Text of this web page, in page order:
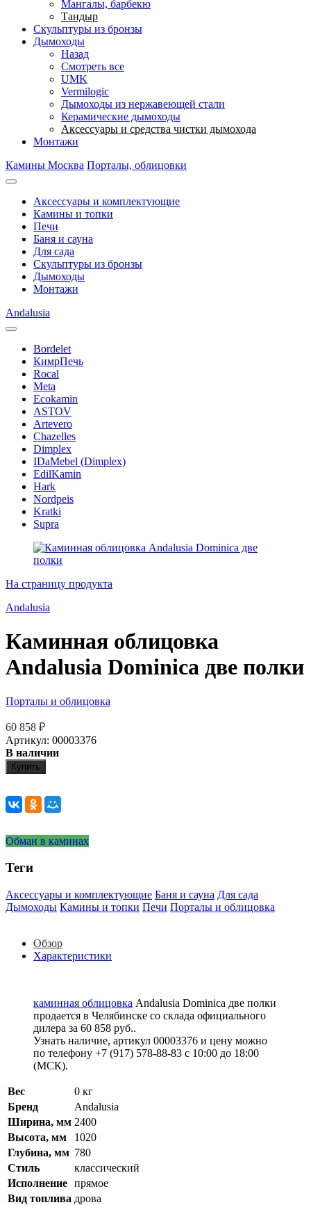
Мангалы, барбекю
Тандыр
Скульптуры из бронзы
Дымоходы
Назад
Смотреть все
UMK
Vermilogic
Дымоходы из нержавеющей стали
Керамические дымоходы
Аксессуары и средства чистки дымохода
Монтажи
Камины Москва Порталы, облицовки
Аксессуары и комплектующие
Камины и топки
Печи
Баня и сауна
Для сада
Скульптуры из бронзы
Дымоходы
Монтажи
Andalusia
Bordelet
КимрПечь
Rocal
Meta
Ecokamin
ASTOV
Artevero
Chazelles
Dimplex
IDaMebel (Dimplex)
EdilKamin
Hark
Nordpeis
Kratki
Supra
На страницу продукта
Andalusia
Каминная облицовка
Andalusia Dominica две полки
Порталы и облицовка
60 858 ₽
Артикул: 00003376
В наличии
Купить
Обман в каминах
Теги
Аксессуары и комплектующие Баня и сауна Для сада
Дымоходы Камины и топки Печи Порталы и облицовка
Обзор
Характеристики
каминная облицовка Andalusia Dominica две полки
продается в Челябинске со склада официального
дилера за 60 858 руб..
Узнать наличие, артикул 00003376 и цену можно
по телефону +7 (917) 578-88-83 с 10:00 до 18:00
(МСК).
Вес
0 кг
Бренд
Andalusia
Ширина, мм 2400
Высота, мм
1020
Глубина, мм 780
Стиль
классический
Исполнение прямое
Вид топлива дрова